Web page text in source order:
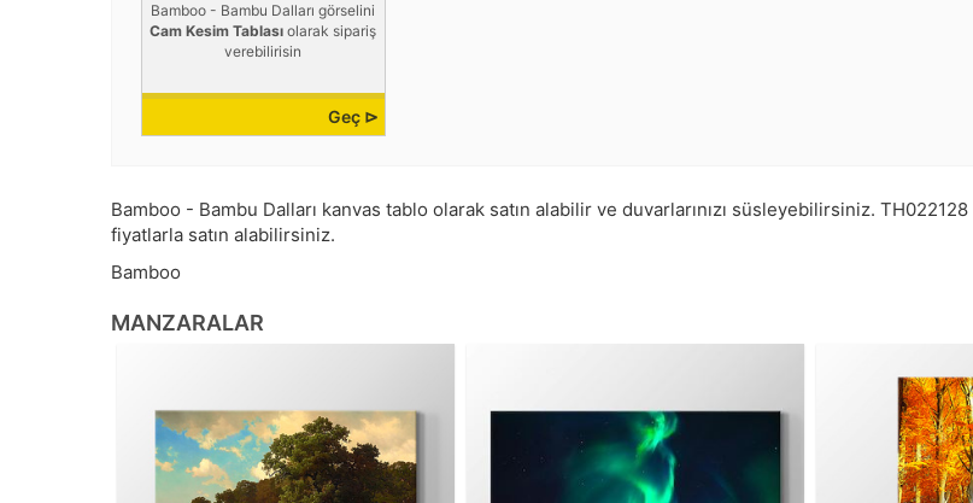
Bamboo - Bambu Dalları görselini
Cam Kesim Tablası olarak sipariş
verebilirisin
Geç ⊳
Bamboo - Bambu Dalları kanvas tablo olarak satın alabilir ve duvarlarınızı süsleyebilirsiniz. TH022128
fiyatlarla satın alabilirsiniz.
Bamboo
MANZARALAR